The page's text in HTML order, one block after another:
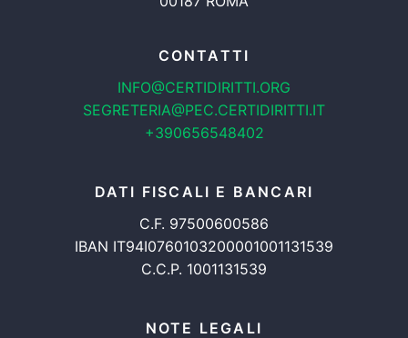
CONTATTI
INFO@CERTIDIRITTI.ORG
SEGRETERIA@PEC.CERTIDIRITTI.IT
+390656548402
DATI FISCALI E BANCARI
C.F. 97500600586
IBAN IT94I0760103200001001131539
C.C.P. 1001131539
NOTE LEGALI